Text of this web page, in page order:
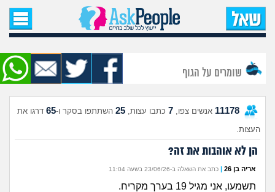
עמוד הבית
שאל שאלה
שאלות חדשות
שאלות שעוררו עניין
מה קורה כאן?
שומרים על הגוף
11178 אנשים צפו, 7 כתבו עצות, 25 השתתפו בסקר ו-65 דרגו את
העצות.
הן לא אוהבות את זה?
אריה בן 26 | כתב את השאלה ב-23/06/26 בשעה 11:04
תשמעו, אני מגיל 19 בערך מקריח.